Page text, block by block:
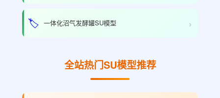
🏷️ 一体化沼气发酵罐SU模型 ›
全站热门SU模型推荐